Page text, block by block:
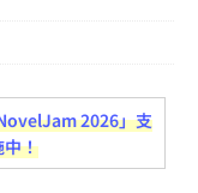
2026」支
中！